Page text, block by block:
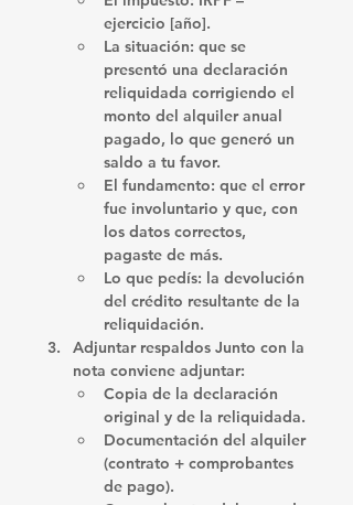
ejercicio [año].
La situación: que se
presentó una declaración
reliquidada corrigiendo el
monto del alquiler anual
pagado, lo que generó un
saldo a tu favor.
El fundamento: que el error
fue involuntario y que, con
los datos correctos,
pagaste de más.
Lo que pedís: la devolución
del crédito resultante de la
reliquidación.
Adjuntar respaldos Junto con la
nota conviene adjuntar:
Copia de la declaración
original y de la reliquidada.
Documentación del alquiler
(contrato + comprobantes
de pago).